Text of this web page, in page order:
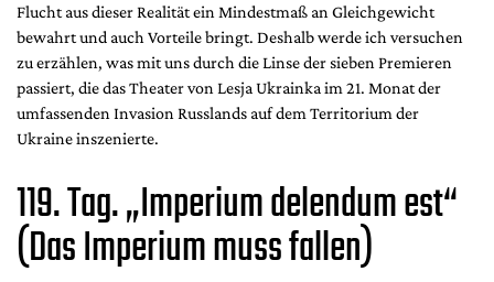
Flucht aus dieser Realität ein Mindestmaß an Gleichgewicht
bewahrt und auch Vorteile bringt. Deshalb werde ich versuchen
zu erzählen, was mit uns durch die Linse der sieben Premieren
passiert, die das Theater von Lesja Ukrainka im 21. Monat der
umfassenden Invasion Russlands auf dem Territorium der
Ukraine inszenierte.
119. Tag. „Imperium delendum est“
(Das Imperium muss fallen)